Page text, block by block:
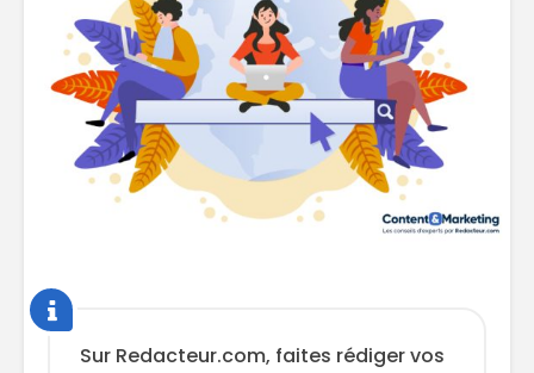
Sur Redacteur.com, faites rédiger vos